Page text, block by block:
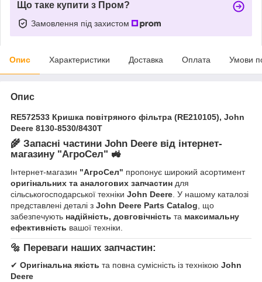
Що таке купити з Пром?
Замовлення під захистом
Опис Характеристики Доставка Оплата Умови
Опис
RE572533 Кришка повітряного фільтра (RE210105), John
Deere 8130-8530/8430T
🌾 Запасні частини John Deere від інтернет-
магазину "АгроСел" 🚜
Інтернет-магазин "АгроСел" пропонує широкий асортимент
оригінальних та аналогових запчастин для
сільськогосподарської техніки John Deere . У нашому каталозі
представлені деталі з John Deere Parts Catalog , що
забезпечують надійність, довговічність та максимальну
ефективність вашої техніки.
🔩 Переваги наших запчастин:
✔ Оригінальна якість та повна сумісність із технікою John
Deere